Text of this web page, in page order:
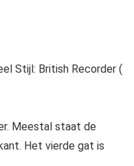
Stijl: British Recorder (
Meestal staat de
Het vierde gat is